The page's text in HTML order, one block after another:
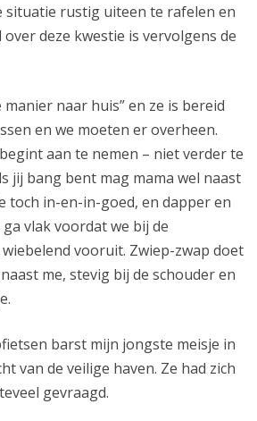
situatie rustig uiteen te rafelen en
deze kwestie is vervolgens de
naar huis” en ze is bereid
en we moeten er overheen.
aan te nemen – niet verder te
jij bang bent mag mama wel naast
toch in-en-in-goed, en dapper en
vlak voordat we bij de
vooruit. Zwiep-zwap doet
me, stevig bij de schouder en
barst mijn jongste meisje in
van de veilige haven. Ze had zich
gevraagd.